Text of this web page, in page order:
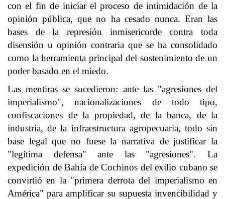
con el fin de iniciar el proceso de intimidación de la
opinión pública, que no ha cesado nunca. Eran las
bases de la represión inmisericorde contra toda
disensión u opinión contraria que se ha consolidado
como la herramienta principal del sostenimiento de un
poder basado en el miedo.
Las mentiras se sucedieron: ante las "agresiones del
imperialismo", nacionalizaciones de todo tipo,
confiscaciones de la propiedad, de la banca, de la
industria, de la infraestructura agropecuaria, todo sin
base legal que no fuese la narrativa de justificar la
"legítima defensa" ante las "agresiones". La
expedición de Bahía de Cochinos del exilio cubano se
convirtió en la "primera derrota del imperialismo en
América" para amplificar su supuesta invencibilidad y